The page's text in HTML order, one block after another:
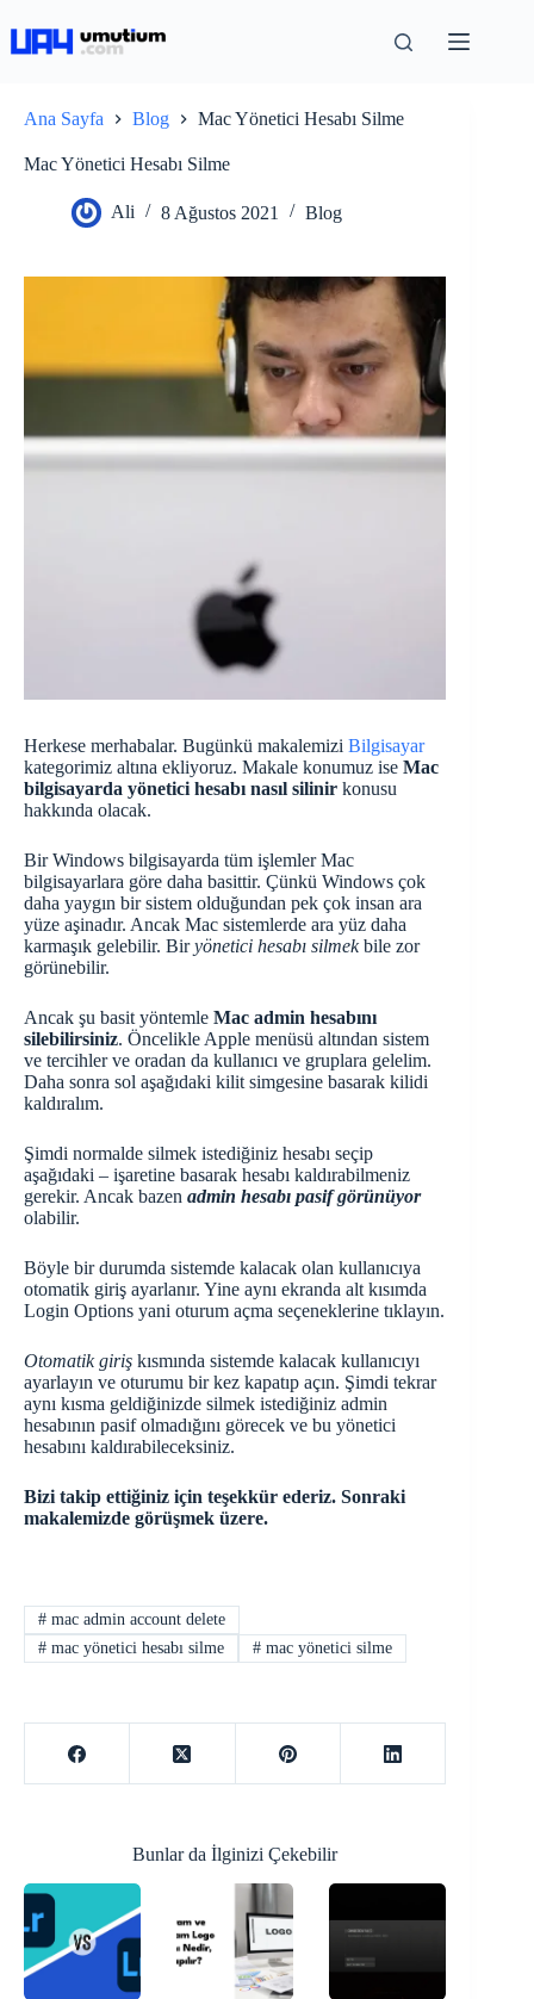
Ana Sayfa Blog Mac Yönetici Hesabı Silme
Mac Yönetici Hesabı Silme
Ali 8 Ağustos 2021 Blog
Herkese merhabalar. Bugünkü makalemizi Bilgisayar
kategorimiz altına ekliyoruz. Makale konumuz ise Mac
bilgisayarda yönetici hesabı nasıl silinir konusu
hakkında olacak.
Bir Windows bilgisayarda tüm işlemler Mac
bilgisayarlara göre daha basittir. Çünkü Windows çok
daha yaygın bir sistem olduğundan pek çok insan ara
yüze aşinadır. Ancak Mac sistemlerde ara yüz daha
karmaşık gelebilir. Biryönetici hesabı silmekbile zor
görünebilir.
Ancak şu basit yöntemle Mac admin hesabını
silebilirsiniz. Öncelikle Apple menüsü altından sistem
ve tercihler ve oradan da kullanıcı ve gruplara gelelim.
Daha sonra sol aşağıdaki kilit simgesine basarak kilidi
kaldıralım.
Şimdi normalde silmek istediğiniz hesabı seçip
aşağıdaki – işaretine basarak hesabı kaldırabilmeniz
gerekir. Ancak bazen admin hesabı pasif görünüyor
olabilir.
Böyle bir durumda sistemde kalacak olan kullanıcıya
otomatik giriş ayarlanır. Yine aynı ekranda alt kısımda
Login Options yani oturum açma seçeneklerine tıklayın.
Otomatik giriş kısmında sistemde kalacak kullanıcıyı
ayarlayın ve oturumu bir kez kapatıp açın. Şimdi tekrar
aynı kısma geldiğinizde silmek istediğiniz admin
hesabının pasif olmadığını görecek ve bu yönetici
hesabını kaldırabileceksiniz.
Bizi takip ettiğiniz için teşekkür ederiz. Sonraki
makalemizde görüşmek üzere.
#mac admin account delete
#mac yönetici hesabı silme #mac yönetici silme
Bunlar da İlginizi Çekebilir